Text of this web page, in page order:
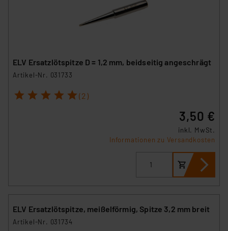
ELV Ersatzlötspitze D = 1,2 mm, beidseitig angeschrägt
Artikel-Nr. 031733
1 2 3 4 5 (2)
3,50 €
inkl. MwSt.
Informationen zu Versandkosten
ELV Ersatzlötspitze, meißelförmig, Spitze 3,2 mm breit
Artikel-Nr. 031734